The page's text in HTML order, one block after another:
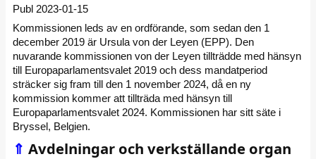
Publ 2023-01-15
Kommissionen leds av en ordförande, som sedan den 1
december 2019 är Ursula von der Leyen (EPP). Den
nuvarande kommissionen von der Leyen tillträdde med hänsyn
till Europaparlamentsvalet 2019 och dess mandatperiod
sträcker sig fram till den 1 november 2024, då en ny
kommission kommer att tillträda med hänsyn till
Europaparlamentsvalet 2024. Kommissionen har sitt säte i
Bryssel, Belgien.
⇑ Avdelningar och verkställande organ